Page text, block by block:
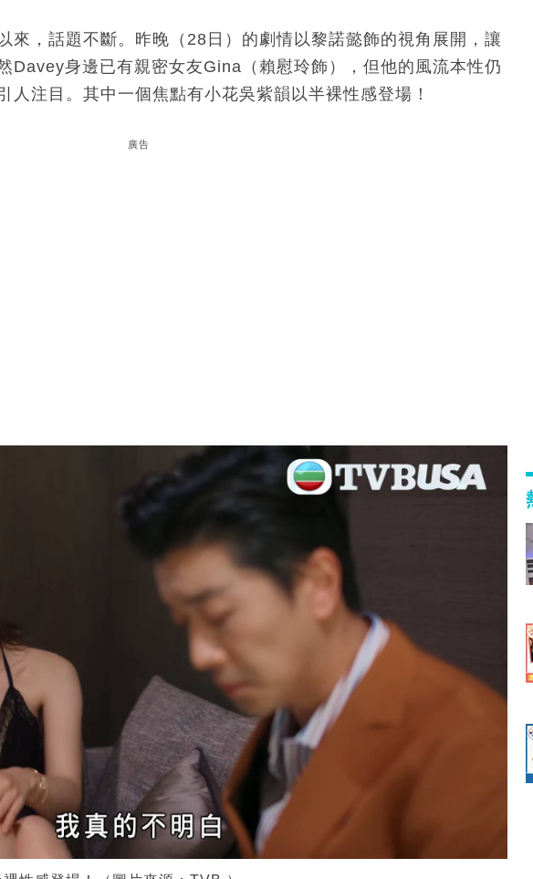
來，話題不斷。昨晚（28日）的劇情以黎諾懿飾的視角展開，讓
Davey身邊已有親密女友Gina（賴慰玲飾），但他的風流本性仍
人注目。其中一個焦點有小花吳紫韻以半裸性感登場！
廣告